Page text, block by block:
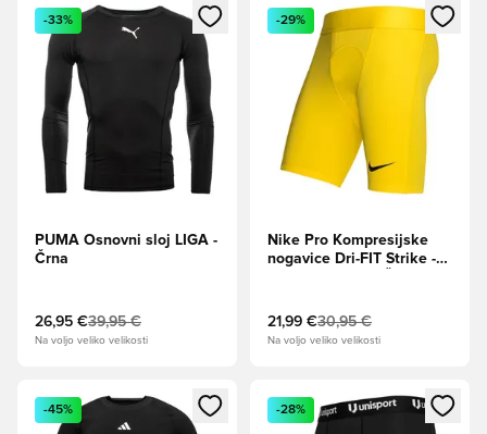
Odpre Modal za prijavo ali vpis kot član
-33%
PUMA Osnovni sloj LIGA -
Črna
26,95 €39,95 €
Na voljo veliko velikosti
Odpre Modal za prijavo ali
-29%
Nike Pro Kompresijske
nogavice Dri-FIT Strike -
21,99 €30,95 €
Na voljo veliko velikosti
Odpre Modal za prijavo ali vpis kot član
-45%
Odpre Modal za prijavo ali
-28%